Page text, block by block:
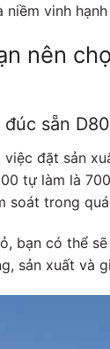
vinh
nên
sẵn
đặt sản
tự làm là
trong
bạn có thể
sản xuất và